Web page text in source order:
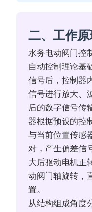
二、工作
水务电动阀门控
自动控制理论基
信号后，控制器
信号进行放大、
后的数字信号传
器根据预设的控
与当前位置传感
对，产生偏差信
大后驱动电机正
动阀门轴旋转，
置。
从结构组成角度